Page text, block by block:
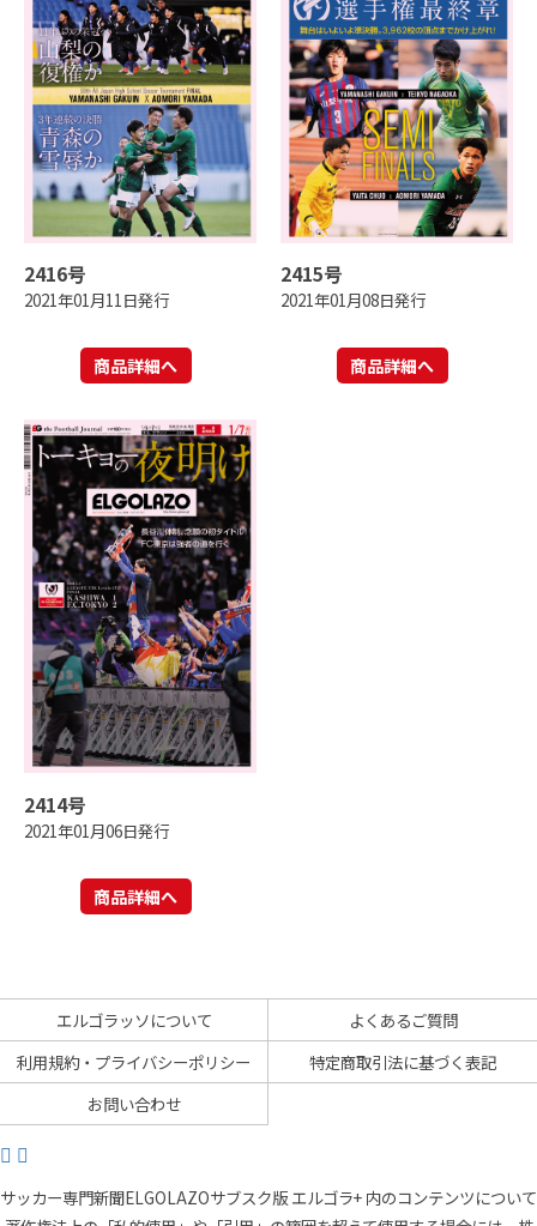
2416号
2021年01月11日発行
商品詳細へ
2415号
2021年01月08日発行
商品詳細へ
2414号
2021年01月06日発行
商品詳細へ
エルゴラッソについて
よくあるご質問
利用規約・プライバシーポリシー
特定商取引法に基づく表記
お問い合わせ
サッカー専門新聞ELGOLAZOサブスク版 エルゴラ+ 内のコンテンツについて